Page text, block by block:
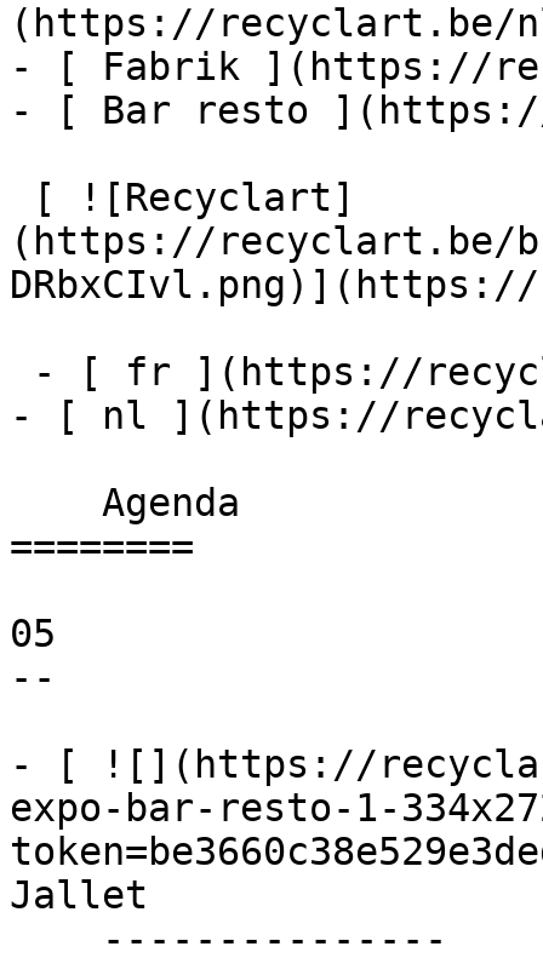
(https://recyclart.be/
- [ Fabrik ](https://
- [ Bar resto
(https://recyclart.be/
- [ nl ](https://
========
05
--
- [ ![](https://
expo-bar-resto-1-
Jallet